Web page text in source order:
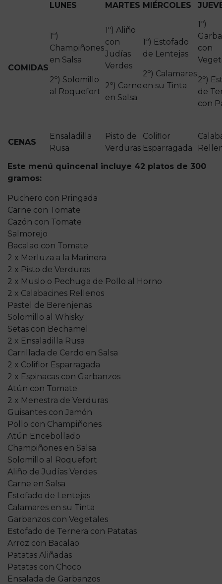
LUNES MARTES MIÉRCOLES
COMIDAS
1º)
Champiñones
en Salsa
2º) Solomillo
al Roquefort
1º) Aliño
con
Judías
Verdes
2º) Carne
en Salsa
1º) Estofado
de Lentejas
2º) Calamares
en su Tinta
1º)
con
2º)
de
con
CENAS
Ensaladilla
Rusa
Pisto de
Verduras
Coliflor
Esparragada
Este menú quincenal incluye 42 platos de 300
gramos:
Puchero con Pringada
Carne con Tomate
Cazón con Tomate
Salmorejo
Bacalao con Tomate
2 x Merluza a la Marinera
2 x Pisto de Verduras
2 x Muslo o Pechuga de Pollo al Horno
2 x Calabacines Rellenos
Pastel de Berenjenas
Solomillo al Whisky
Setas con Bechamel
2 x Ensaladilla Rusa
Carrillada de Cerdo en Salsa
2 x Coliflor Esparragada
2 x Espinacas con Garbanzos
Atún con Tomate
2 x Menestra de Verduras
Guisantes con Jamón
Pollo con Champiñones
Atún Encebollado
Champiñones en Salsa
Solomillo al Roquefort
Aliño de Judías Verdes
Carne en Salsa
Estofado de Lentejas
Calamares en su Tinta
Garbanzos con Vegetales
Estofado de Ternera con Patatas
Arroz con Bacalao
Patatas Aliñadas
Patatas con Choco
Ensalada de Garbanzos